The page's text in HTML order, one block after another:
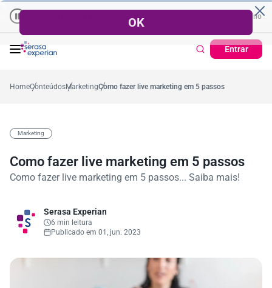
Empresas | Recuperação de Crédito Percentual médio no ano
Entrar
ano Cartão de Crédito |
HomeConteúdosMarketingComo fazer live marketing em 5 passos
Marketing
Como fazer live marketing em 5 passos
Como fazer live marketing em 5 passos... Saiba mais!
Serasa Experian
6 min leitura
Publicado em 01, jun. 2023